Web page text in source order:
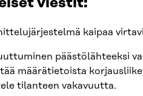
kaipaa
päästölähteeksi
määrätietoista
tilanteen vakavuutta.